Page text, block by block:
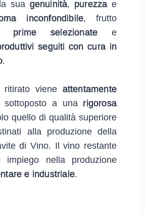
sua genuinità, purezzae
inconfondibile, frutto
prime selezionate e
seguiti con cura in
.
viene attentamente
sottoposto a una rigorosa
quello di qualità superiore
alla produzione della
di Vino. Il vino restante
impiego nella produzione
e industriale.